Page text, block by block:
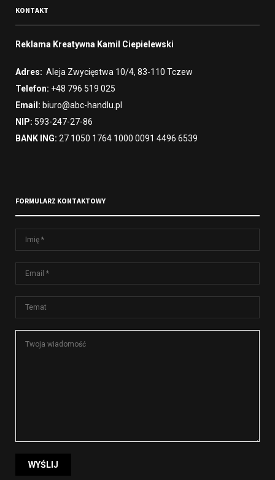
KONTAKT
Reklama Kreatywna Kamil Ciepielewski
Adres: Aleja Zwycięstwa 10/4, 83-110 Tczew
Telefon: +48 796 519 025
Email: biuro@abc-handlu.pl
NIP: 593-247-27-86
BANK ING: 27 1050 1764 1000 0091 4496 6539
FORMULARZ KONTAKTOWY